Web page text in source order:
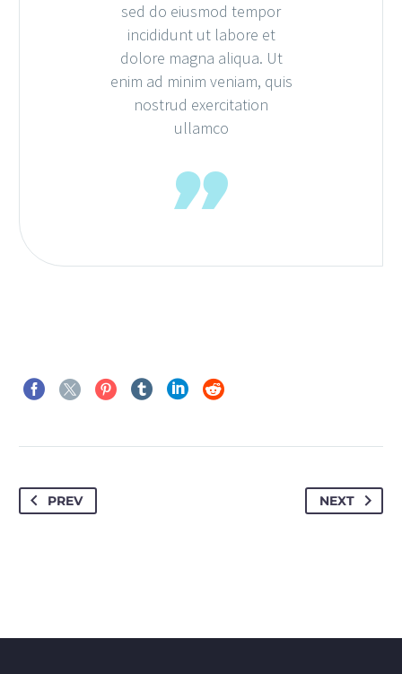
sed do eiusmod tempor
incididunt ut labore et
dolore magna aliqua. Ut
enim ad minim veniam, quis
nostrud exercitation
ullamco
PREV NEXT